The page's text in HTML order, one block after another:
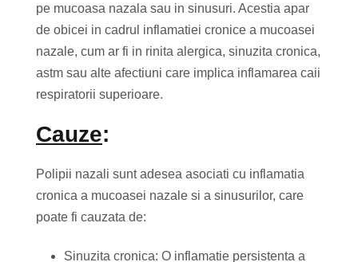
pe mucoasa nazala sau in sinusuri. Acestia apar
de obicei in cadrul inflamatiei cronice a mucoasei
nazale, cum ar fi in rinita alergica, sinuzita cronica,
astm sau alte afectiuni care implica inflamarea caii
respiratorii superioare.
Cauze:
Polipii nazali sunt adesea asociati cu inflamatia
cronica a mucoasei nazale si a sinusurilor, care
poate fi cauzata de:
Sinuzita cronica: O inflamatie persistenta a